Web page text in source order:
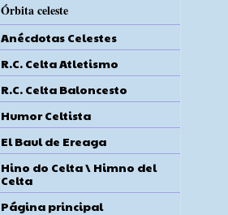
Órbita celeste
Anécdotas Celestes
R.C. Celta Atletismo
R.C. Celta Baloncesto
Humor Celtista
El Baul de Ereaga
Hino do Celta \ Himno del
Celta
Página principal